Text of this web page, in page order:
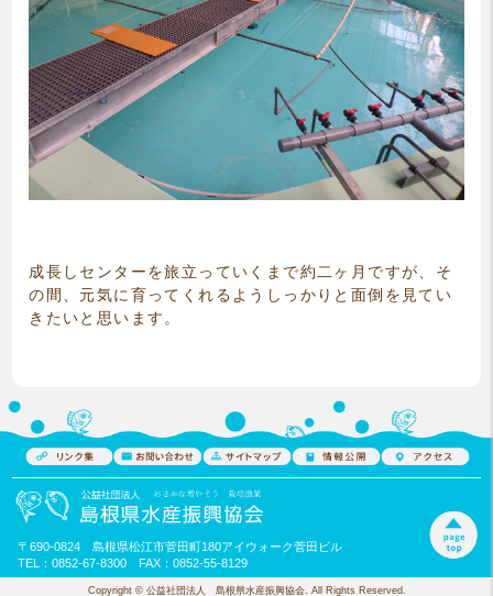
成長しセンターを旅立っていくまで約二ヶ月ですが、そ
の間、元気に育ってくれるようしっかりと面倒を見てい
きたいと思います。
〒690-0824 島根県松江市菅田町180アイウォーク菅田ビル
TEL：0852-67-8300 FAX：0852-55-8129
Copyright © 公益社団法人 島根県水産振興協会. All Rights Reserved.